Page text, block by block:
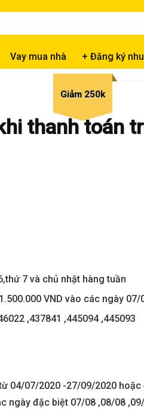
Vay mua nhà + Đăng ký
Giảm 250k
thanh toán
7 và chủ nhật hàng tuần
VND vào các ngày
,437841 ,445094 ,445093
04/07/2020 -27/09/2020 hoặc
ngày đặc biệt 07/08 ,08/08